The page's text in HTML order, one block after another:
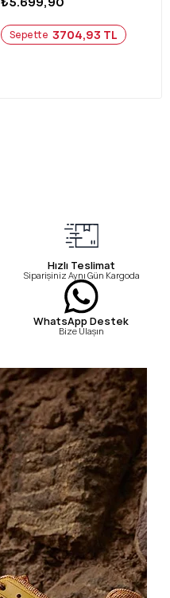
Sepette 3704,93 TL
Hızlı Teslimat
Siparişiniz Aynı Gün Kargoda
WhatsApp Destek
Bize Ulaşın